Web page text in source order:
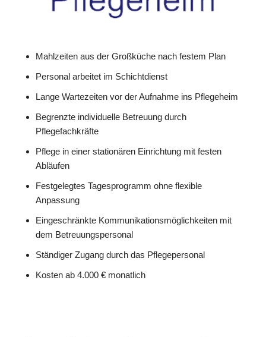
Mahlzeiten aus der Großküche nach festem Plan
Personal arbeitet im Schichtdienst
Lange Wartezeiten vor der Aufnahme ins Pflegeheim
Begrenzte individuelle Betreuung durch
Pflegefachkräfte
Pflege in einer stationären Einrichtung mit festen
Abläufen
Festgelegtes Tagesprogramm ohne flexible
Anpassung
Eingeschränkte Kommunikationsmöglichkeiten mit
dem Betreuungspersonal
Ständiger Zugang durch das Pflegepersonal
Kosten ab 4.000 € monatlich